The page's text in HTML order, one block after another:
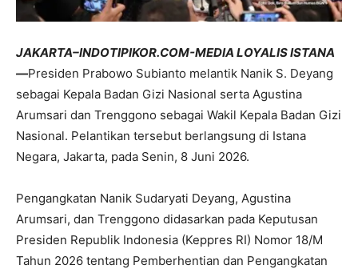
JAKARTA–INDOTIPIKOR.COM-MEDIA LOYALIS ISTANA
—Presiden Prabowo Subianto melantik Nanik S. Deyang
sebagai Kepala Badan Gizi Nasional serta Agustina
Arumsari dan Trenggono sebagai Wakil Kepala Badan Gizi
Nasional. Pelantikan tersebut berlangsung di Istana
Negara, Jakarta, pada Senin, 8 Juni 2026.
Pengangkatan Nanik Sudaryati Deyang, Agustina
Arumsari, dan Trenggono didasarkan pada Keputusan
Presiden Republik Indonesia (Keppres RI) Nomor 18/M
Tahun 2026 tentang Pemberhentian dan Pengangkatan